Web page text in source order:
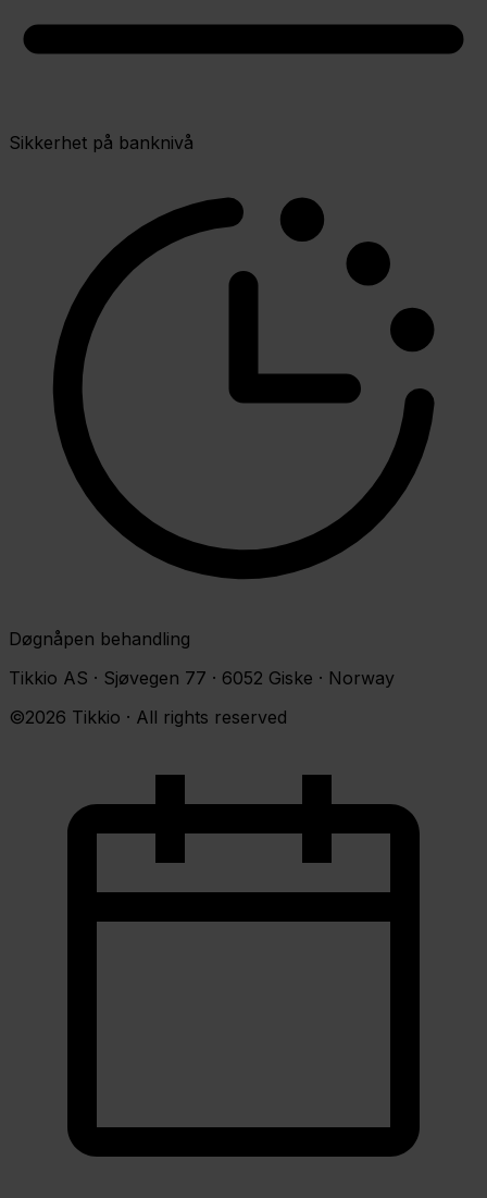
Sikkerhet på banknivå
Døgnåpen behandling
Tikkio AS · Sjøvegen 77 · 6052 Giske · Norway
©2026 Tikkio · All rights reserved